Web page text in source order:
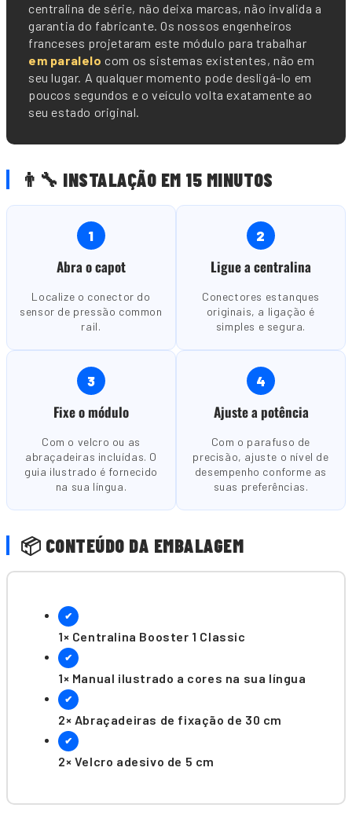
centralina de série, não deixa marcas, não invalida a
garantia do fabricante. Os nossos engenheiros
franceses projetaram este módulo para trabalhar
em paralelo com os sistemas existentes, não em
seu lugar. A qualquer momento pode desligá-lo em
poucos segundos e o veículo volta exatamente ao
seu estado original.
👨🔧 INSTALAÇÃO EM 15 MINUTOS
1
Abra o capot
Localize o conector do
sensor de pressão common
rail.
2
Ligue a centralina
Conectores estanques
originais, a ligação é
simples e segura.
3
Fixe o módulo
Com o velcro ou as
abraçadeiras incluídas. O
guia ilustrado é fornecido
na sua língua.
4
Ajuste a potência
Com o parafuso de
precisão, ajuste o nível de
desempenho conforme as
suas preferências.
📦 CONTEÚDO DA EMBALAGEM
✔
1× Centralina Booster 1 Classic
✔
1× Manual ilustrado a cores na sua língua
✔
2× Abraçadeiras de fixação de 30 cm
✔
2× Velcro adesivo de 5 cm